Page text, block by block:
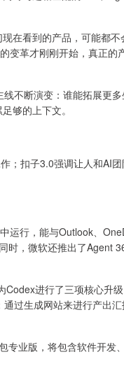
在看到的产品，可能都不
变革才刚刚开始，真正的
不断演变：谁能拓展更
够的上下文。
；扣子3.0强调让人和AI
运行，能与Outlook、
时，微软还推出了Agent
进行了三项核心升
过生成网站来进行产出
专业版，将包含软件开发